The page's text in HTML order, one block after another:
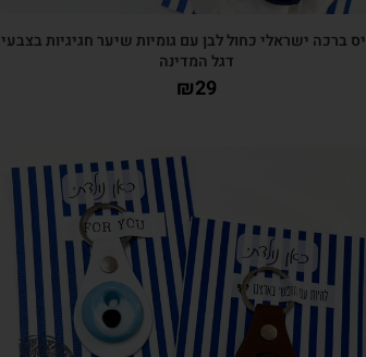
ברכה ישראלי כחול לבן עם גומיות שיער חגיגיות בצבעי
דגל המדינה
₪29
צפייה מהירה